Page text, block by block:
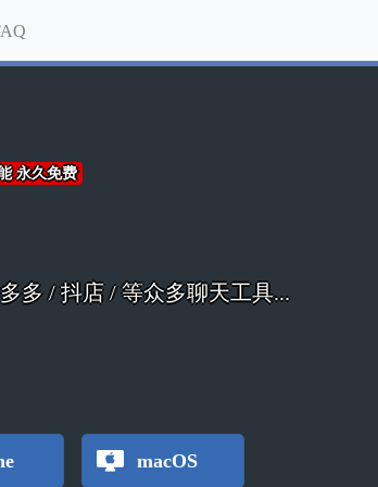
永久免费
多 / 抖店 / 等众多聊天工具...
macOS